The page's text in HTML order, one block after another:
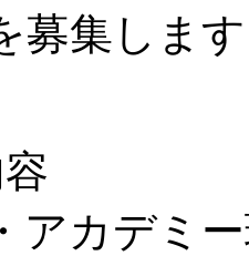
募集しま
アカデミ